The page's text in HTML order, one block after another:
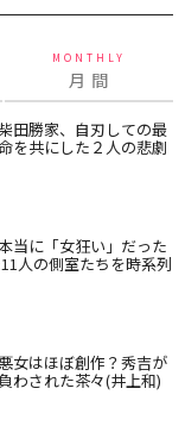
MONTHLY
月 間
田勝家、自刃しての最
を共にした２人の悲劇
当に「女狂い」だった
人の側室たちを時系列
女はほぼ創作？秀吉が
わされた茶々(井上和)